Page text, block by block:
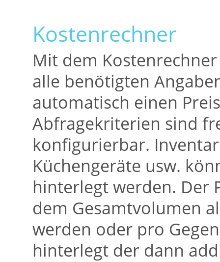
Kostenrechner
Mit dem
alle benötigten
automatisch einen
Abfragekriterien sind
konfigurierbar.
Küchengeräte usw.
hinterlegt werden. Der
dem Gesamtvolumen
werden oder pro
hinterlegt der dann